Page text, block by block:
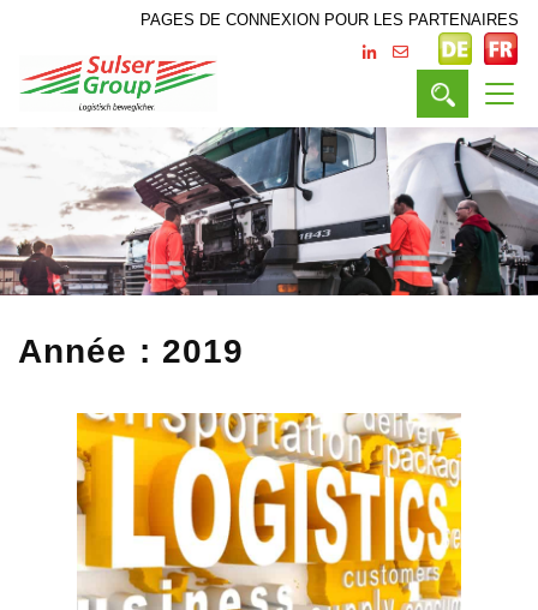
PAGES DE CONNEXION POUR LES PARTENAIRES
Année : 2019